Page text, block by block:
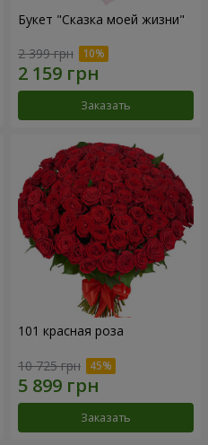
Букет "Сказка моей жизни"
2 399 грн
Заказать
101 красная роза
10 725 грн
Заказать